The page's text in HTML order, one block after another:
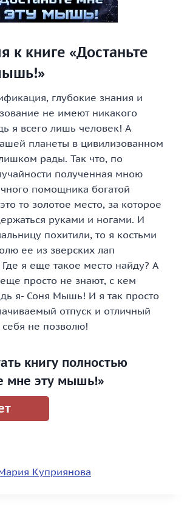
к книге «Достаньте
глубокие знания и
не имеют никакого
я всего лишь человек! А
планеты в цивилизованном
рады. Так что, по
полученная мною
помощника богатой
то золотое место, за которое
руками и ногами. И
похитили, то я костьми
ее из зверских лап
Где я еще такое место найду? А
просто не знают, с кем
я- Соня Мышь! И я так просто
отпуск и отличный
не позволю!
книгу полностью
мне эту мышь!»
Куприянова